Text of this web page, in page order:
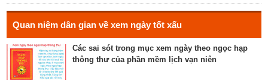
Hé lộ ngày có Sao Liễu trực là ngày tốt hay xấu? Ý
nghĩa Liễu Thổ Chương
Luận bàn ngày có Sao Quỷ chiếu là ngày tốt hay
Quan niệm dân gian về xem ngày tốt xấu
cho xuất hành, giao dịch, cầu tài lộc
Các sai sót trong mục xem ngày theo ngọc hạp
thông thư của phần mềm lịch vạn niên